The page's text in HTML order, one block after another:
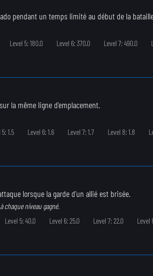
pendant un temps limité au début de la
Level 5: 180.0 Level 6: 370.0 Level 7: 490.0
la même ligne d'emplacement.
1.5 Level 6: 1.6 Level 7: 1.7 Level 8: 1.8
lorsque la garde d'un allié est brisée.
chaque niveau gagné.
Level 5: 40.0 Level 6: 25.0 Level 7: 22.0 Level